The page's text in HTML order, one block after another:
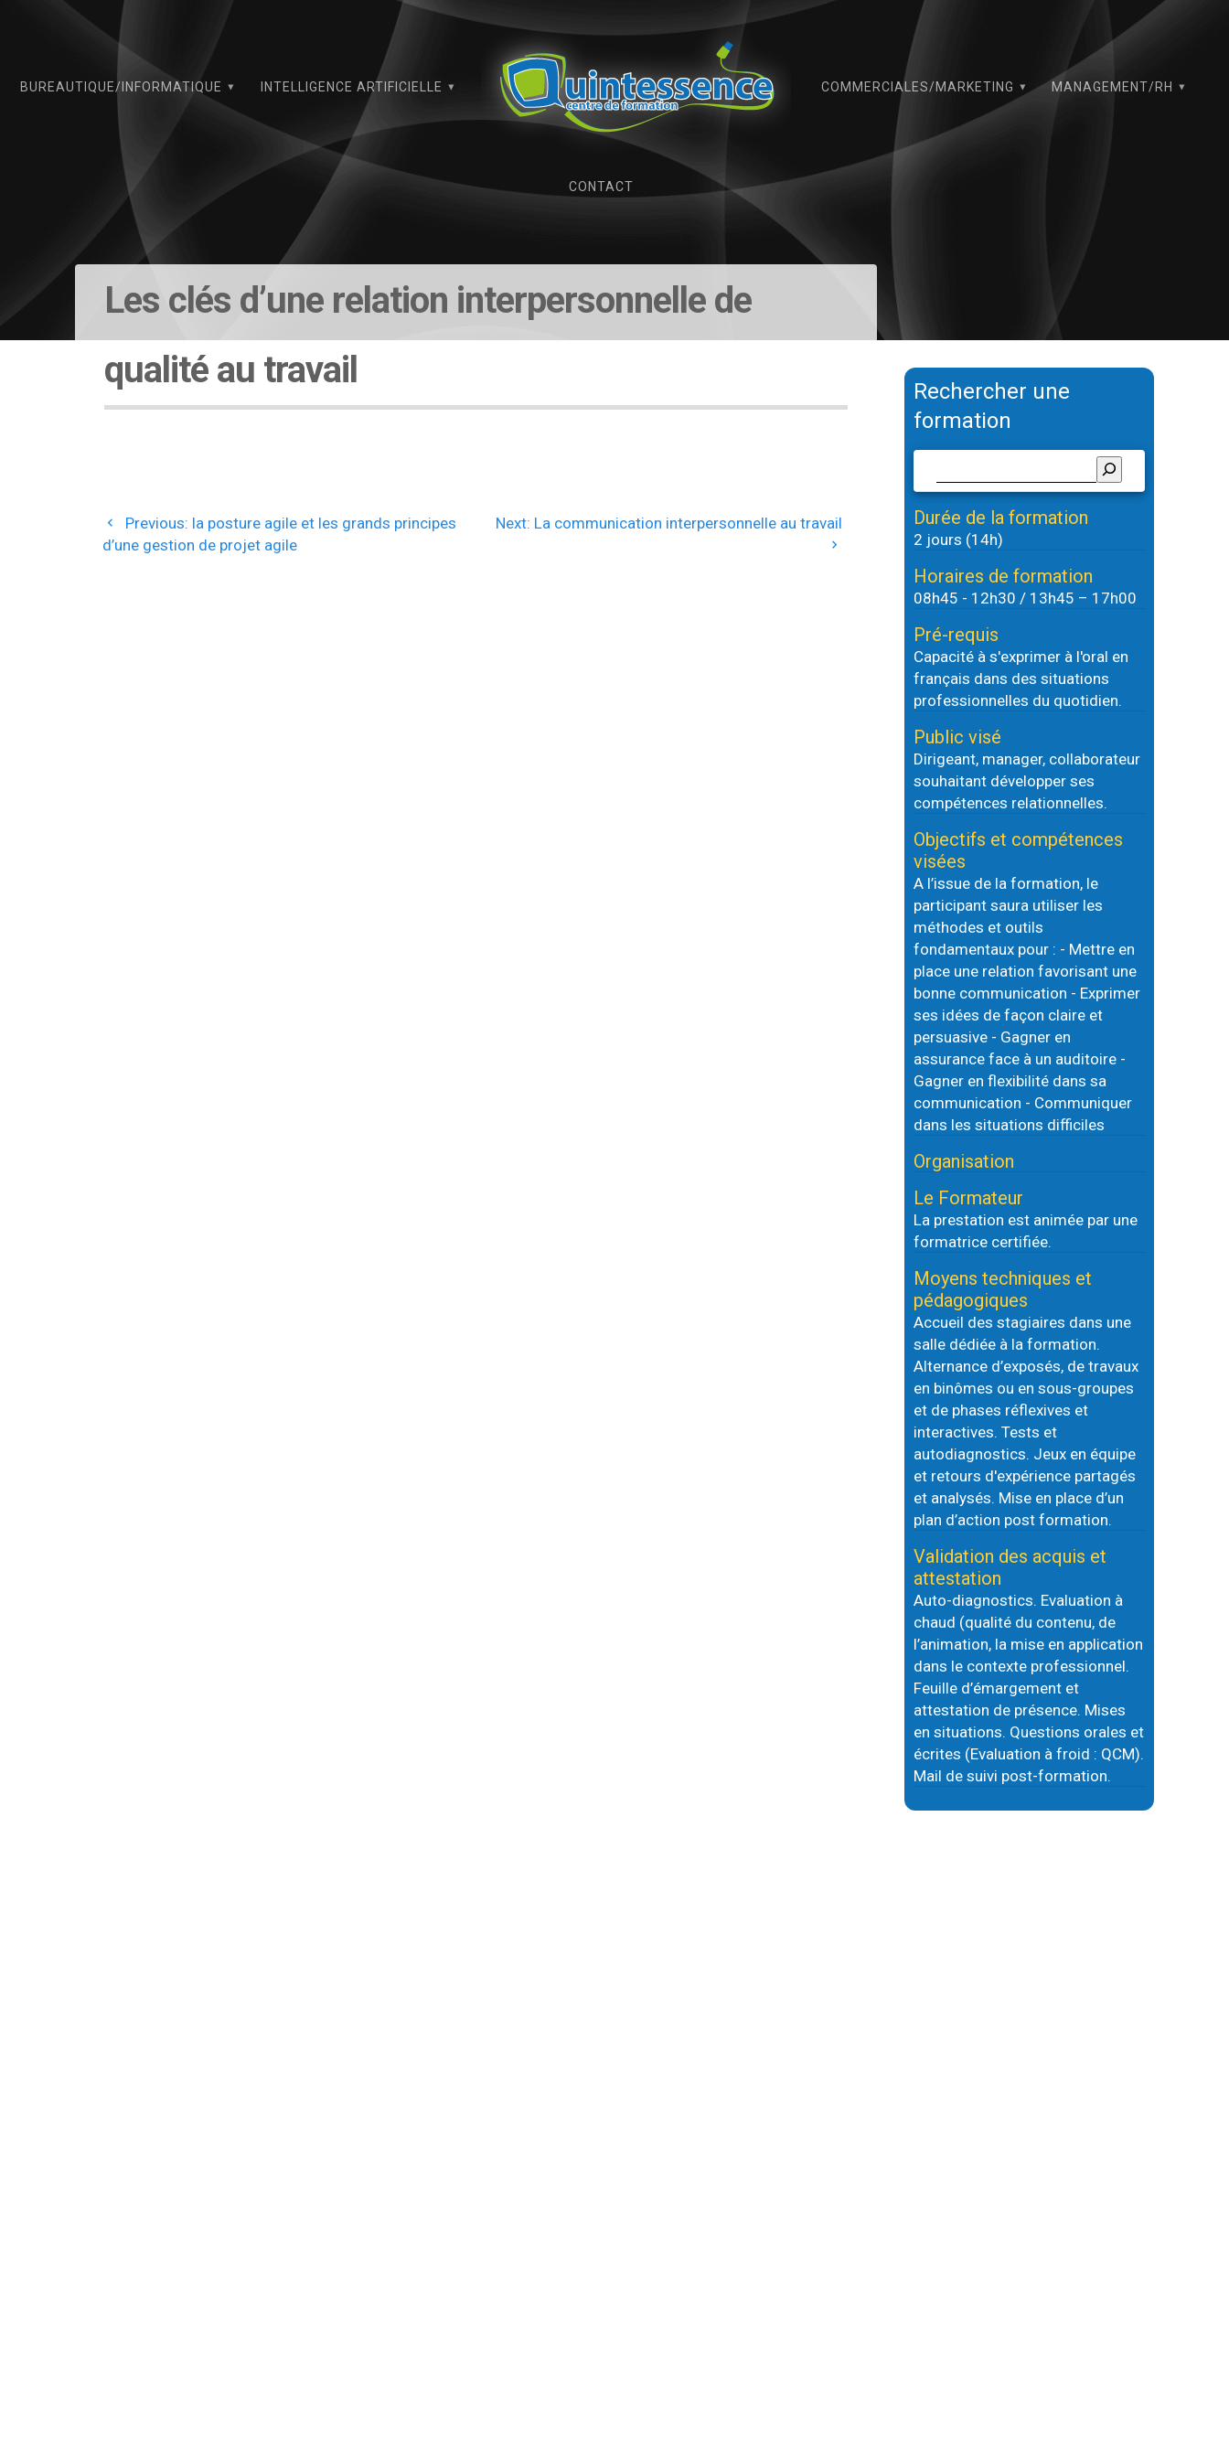
BUREAUTIQUE/INFORMATIQUE INTELLIGENCE ARTIFICIELLE COMMERCIALES/MARKETING MANAGEMENT/RH
CONTACT
Les clés d’une relation interpersonnelle de
qualité au travail
Navigation
de
Previous: Previous
post:
la posture agile et les grands principes
d’une gestion de projet agile
Next: Next
La communication interpersonnelle au travail
Rechercher une
formation
Durée de la formation
2 jours (14h)
Horaires de formation
08h45 - 12h30 / 13h45 – 17h00
Pré-requis
Capacité à s'exprimer à l'oral en
français dans des situations
professionnelles du quotidien.
Public visé
Dirigeant, manager, collaborateur
souhaitant développer ses
compétences relationnelles.
Objectifs et compétences
visées
A l’issue de la formation, le
participant saura utiliser les
méthodes et outils
fondamentaux pour : - Mettre en
place une relation favorisant une
bonne communication - Exprimer
ses idées de façon claire et
persuasive - Gagner en
assurance face à un auditoire -
Gagner en flexibilité dans sa
communication - Communiquer
dans les situations difficiles
Organisation
Le Formateur
La prestation est animée par une
formatrice certifiée.
Moyens techniques et
pédagogiques
Accueil des stagiaires dans une
salle dédiée à la formation.
Alternance d’exposés, de travaux
en binômes ou en sous-groupes
et de phases réflexives et
interactives. Tests et
autodiagnostics. Jeux en équipe
et retours d'expérience partagés
et analysés. Mise en place d’un
plan d’action post formation.
Validation des acquis et
attestation
Auto-diagnostics. Evaluation à
chaud (qualité du contenu, de
l’animation, la mise en application
dans le contexte professionnel.
Feuille d’émargement et
attestation de présence. Mises
en situations. Questions orales et
écrites (Evaluation à froid : QCM).
Mail de suivi post-formation.